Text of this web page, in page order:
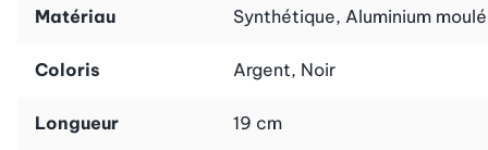
kebabs et une multitude de saucisses à ton goût grâce
Matériau Synthétique, Aluminium moulé
Coloris Argent, Noir
Longueur 19 cm